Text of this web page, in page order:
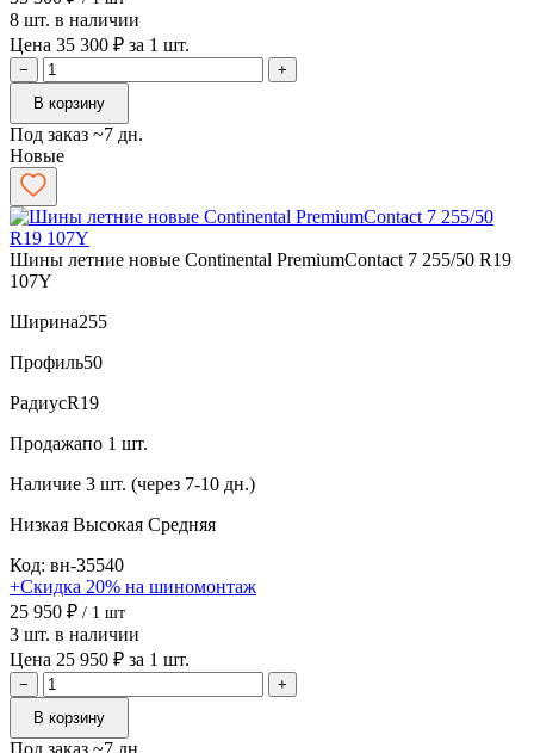
8 шт. в наличии
Цена 35 300 ₽ за 1 шт.
−
+
В корзину
Под заказ ~7 дн.
Новые
Шины летние новые Continental PremiumContact 7 255/50 R19
107Y
Ширина255
Профиль50
РадиусR19
Продажапо 1 шт.
Наличие 3 шт. (через 7-10 дн.)
Низкая Высокая Средняя
Код: вн-35540
+Скидка 20% на шиномонтаж
25 950 ₽ / 1 шт
3 шт. в наличии
Цена 25 950 ₽ за 1 шт.
−
+
В корзину
Под заказ ~7 дн.